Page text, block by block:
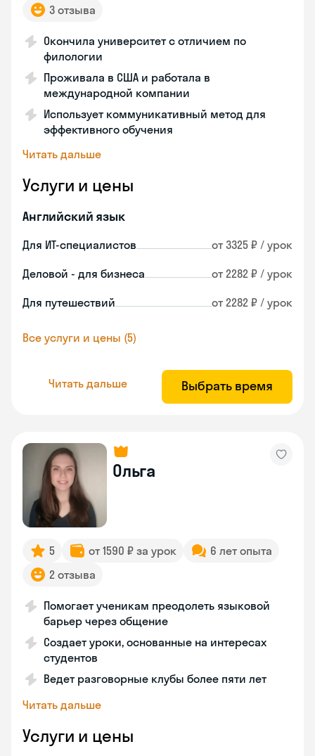
3 отзыва
Окончила университет с отличием по
филологии
Проживала в США и работала в
международной компании
Использует коммуникативный метод для
эффективного обучения
Читать дальше
Услуги и цены
Английский язык
Для ИТ-специалистов от 3325 ₽ / урок
Деловой - для бизнеса от 2282 ₽ / урок
Для путешествий от 2282 ₽ / урок
Все услуги и цены (5)
Читать дальше Выбрать время
Ольга
5 от 1590 ₽ за урок
6 лет опыта
2 отзыва
Помогает ученикам преодолеть языковой
барьер через общение
Создает уроки, основанные на интересах
студентов
Ведет разговорные клубы более пяти лет
Читать дальше
Услуги и цены